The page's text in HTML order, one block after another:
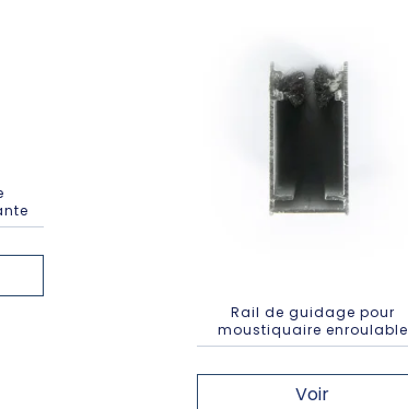
Rail de guidage pour
moustiquaire enroulable
Voir